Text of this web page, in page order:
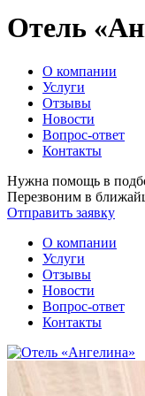
Отель
О компании
Услуги
Отзывы
Новости
Вопрос-ответ
Контакты
Нужна помощь в
Перезвоним в
Отправить заявку
О компании
Услуги
Отзывы
Новости
Вопрос-ответ
Контакты